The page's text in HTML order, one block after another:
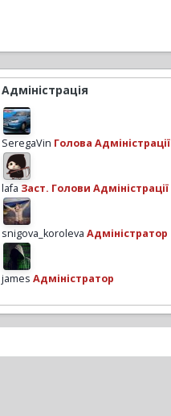
Адміністрація
SeregaVin Голова Адміністрації
lafa Заст. Голови Адміністрації
snigova_koroleva Адміністратор
james Адміністратор